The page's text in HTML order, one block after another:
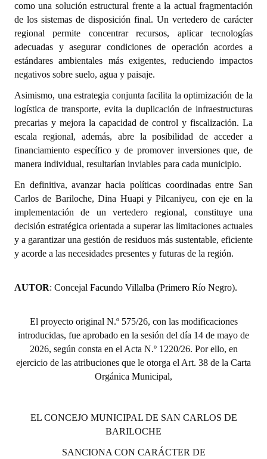
Registros y Distinciones
Datos Históricos
Premio al Mérito - Registro
Audiencias Públicas - Registro
Mujeres que Dejaron Huellas - Registro
Periodistas Decanos - Registro
Ciudadano Ilustre - Registro
Banca del Vecino - Registro
Huéspedes de Honor - Registro
Antiguos Pobladores - Registro
Reconocimientos - Registro
REFORMA DE LA CARTA ORGÁNICA
como una solución estructural frente a la actual fragmentación
de los sistemas de disposición final. Un vertedero de carácter
regional permite concentrar recursos, aplicar tecnologías
adecuadas y asegurar condiciones de operación acordes a
estándares ambientales más exigentes, reduciendo impactos
negativos sobre suelo, agua y paisaje.
Asimismo, una estrategia conjunta facilita la optimización de la
logística de transporte, evita la duplicación de infraestructuras
precarias y mejora la capacidad de control y fiscalización. La
escala regional, además, abre la posibilidad de acceder a
financiamiento específico y de promover inversiones que, de
manera individual, resultarían inviables para cada municipio.
En definitiva, avanzar hacia políticas coordinadas entre San
Carlos de Bariloche, Dina Huapi y Pilcaniyeu, con eje en la
implementación de un vertedero regional, constituye una
decisión estratégica orientada a superar las limitaciones actuales
y a garantizar una gestión de residuos más sustentable, eficiente
y acorde a las necesidades presentes y futuras de la región.
AUTOR: Concejal Facundo Villalba (Primero Río Negro).
El proyecto original N.º 575/26, con las modificaciones
introducidas, fue aprobado en la sesión del día 14 de mayo de
2026, según consta en el Acta N.º 1220/26. Por ello, en
ejercicio de las atribuciones que le otorga el Art. 38 de la Carta
Orgánica Municipal,
EL CONCEJO MUNICIPAL DE SAN CARLOS DE
BARILOCHE
SANCIONA CON CARÁCTER DE